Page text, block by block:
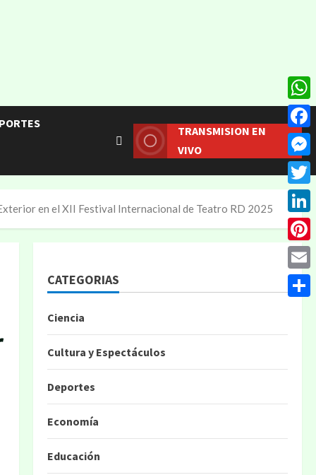
TRANSMISION EN
VIVO
en el XII Festival Internacional de Teatro RD 2025
CATEGORIAS
Ciencia
Cultura y Espectáculos
Deportes
Economía
Educación
Email